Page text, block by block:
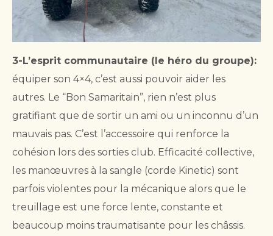
3-L’esprit communautaire (le héro du groupe):
équiper son 4×4, c’est aussi pouvoir aider les
autres. Le “Bon Samaritain”, rien n’est plus
gratifiant que de sortir un ami ou un inconnu d’un
mauvais pas. C’est l’accessoire qui renforce la
cohésion lors des sorties club. Efficacité collective,
les manœuvres à la sangle (corde Kinetic) sont
parfois violentes pour la mécanique alors que le
treuillage est une force lente, constante et
beaucoup moins traumatisante pour les châssis.